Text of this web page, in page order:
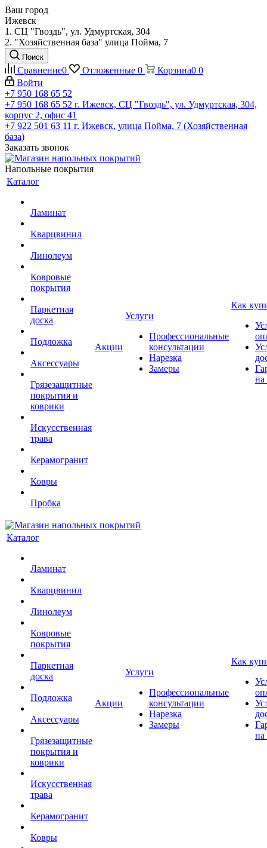
Ваш город
Ижевск
1. СЦ "Гвоздь", ул. Удмуртская, 304
2. "Хозяйственная база" улица Пойма, 7
Поиск
Сравнение0 Отложенные 0 Корзина0 0
Войти
+7 950 168 65 52
+7 950 168 65 52 г. Ижевск, СЦ "Гвоздь", ул. Удмуртская, 304,
корпус 2, офис 41
+7 922 501 63 11 г. Ижевск, улица Пойма, 7 (Хозяйственная
база)
Заказать звонок
Напольные покрытия
Каталог
Ламинат
Кварцвинил
Линолеум
Ковровые
покрытия
Паркетная
доска
Подложка
Аксессуары
Грязезащитные
покрытия и
коврики
Искусственная
трава
Керамогранит
Ковры
Пробка
Акции
Услуги
Профессиональные
консультации
Нарезка
Замеры
Как
на
Каталог
Ламинат
Кварцвинил
Линолеум
Ковровые
покрытия
Паркетная
доска
Подложка
Аксессуары
Грязезащитные
покрытия и
коврики
Искусственная
трава
Керамогранит
Ковры
Акции
Услуги
Профессиональные
консультации
Нарезка
Замеры
Как
на